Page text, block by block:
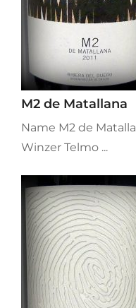
M2 de Matallana
Name M2 de
Winzer Telmo ...